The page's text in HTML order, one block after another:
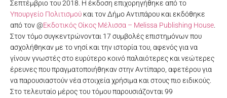
Σεπτέμβριο του 2018. Η έκδοση επιχορηγήθηκε από το
Υπουργείο Πολιτισμού και τον Δήμο Αντιπάρου και εκδόθηκε
από τον @Εκδοτικός Οίκος Μέλισσα – Melissa Publishing House
Στον τόμο συγκεντρώνονται 17 συμβολές επιστημόνων που
ασχολήθηκαν με το νησί και την ιστορία του, αφενός για να
γίνουν γνωστές στο ευρύτερο κοινό παλαιότερες και νεώτερες
έρευνες που πραγματοποιήθηκαν στην Αντίπαρο, αφετέρου για
να παρουσιαστούν νέα στοιχεία χρήσιμα και στους πιο ειδικούς.
Στο τελευταίο μέρος του τόμου παρουσιάζονται 99